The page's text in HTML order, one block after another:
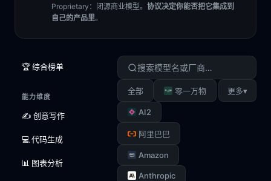
Proprietary ：闭源商业模型。 协议决定你能否把它集成到
自己的产品里。
🏆 综合榜单
能力维度
✍️ 创意写作
💻 代码生成
📊 图表分析
全部 零一万物
AI2
阿里巴巴
Amazon
Anthropic
更多▾